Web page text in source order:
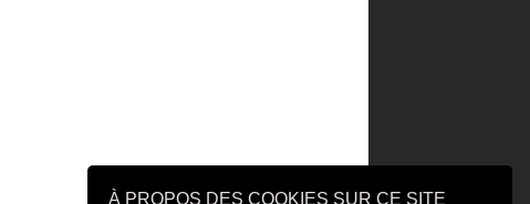
À PROPOS DES COOKIES SUR CE SITE